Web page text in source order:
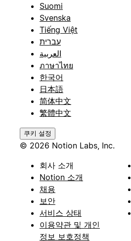
Suomi
Svenska
Tiếng Việt
עברית
العربية
ภาษาไทย
한국어
日本語
简体中文
繁體中文
쿠키 설정
© 2026 Notion Labs, Inc.
회사 소개
Notion 소개
채용
보안
서비스 상태
이용약관 및 개인
정보 보호정책